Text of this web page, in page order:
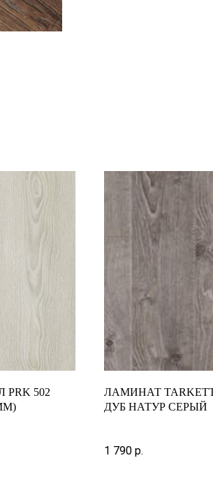
502
ЛАМИНАТ TARKETT
ДУБ НАТУР СЕРЫЙ
1 790 р.